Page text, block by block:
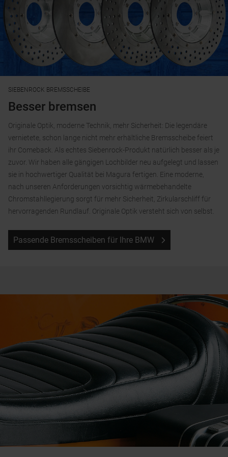
SIEBENROCK BREMSSCHEIBE
Besser bremsen
Originale Optik, moderne Technik, mehr Sicherheit: Die legendäre
vernietete, schon lange nicht mehr erhältliche Bremsscheibe feiert
ihr Comeback. Als echtes Siebenrock-Produkt natürlich besser als je
zuvor. Wir haben alle gängigen Lochbilder neu aufgelegt und lassen
sie in hochwertiger Qualität bei Magura fertigen. Eine moderne,
nach unseren Anforderungen vorsichtig wärmebehandelte
Chromstahllegierung sorgt für mehr Sicherheit, Zirkularschliff für
hervorragenden Rundlauf. Originale Optik versteht sich von selbst.
Passende Bremsscheiben für Ihre BMW